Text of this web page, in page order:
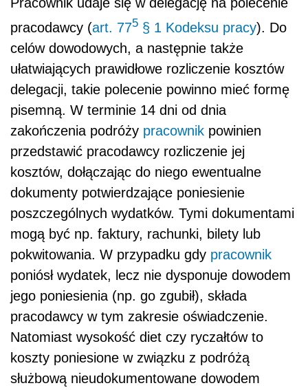
pracodawcy (art. 775 § 1 Kodeksu pracy). Do
celów dowodowych, a następnie także
ułatwiających prawidłowe rozliczenie kosztów
delegacji, takie polecenie powinno mieć formę
pisemną. W terminie 14 dni od dnia
zakończenia podróży pracownik powinien
przedstawić pracodawcy rozliczenie jej
kosztów, dołączając do niego ewentualne
dokumenty potwierdzające poniesienie
poszczególnych wydatków. Tymi dokumentami
mogą być np. faktury, rachunki, bilety lub
pokwitowania. W przypadku gdy pracownik
poniósł wydatek, lecz nie dysponuje dowodem
jego poniesienia (np. go zgubił), składa
pracodawcy w tym zakresie oświadczenie.
Natomiast wysokość diet czy ryczałtów to
koszty poniesione w związku z podróżą
służbową nieudokumentowane dowodem